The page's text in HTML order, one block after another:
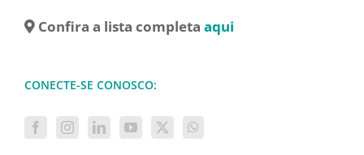
Confira a lista completa aqui
CONECTE-SE CONOSCO: